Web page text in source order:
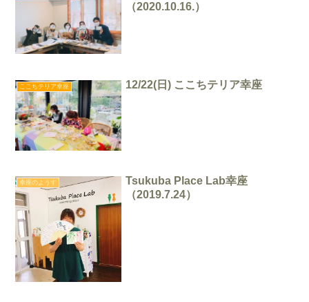
（2020.10.16.）
ここちテリア幸座 12/22(日) ここちテリア幸座
幸座のようす
Tsukuba Place Lab幸座
（2019.7.24）